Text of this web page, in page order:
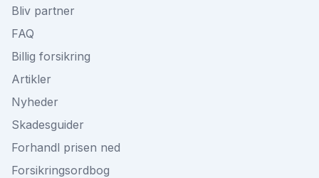
Bliv partner
FAQ
Billig forsikring
Artikler
Nyheder
Skadesguider
Forhandl prisen ned
Forsikringsordbog